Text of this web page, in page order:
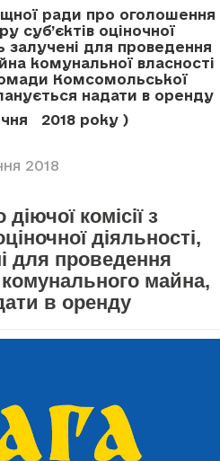
ради про оголошення
суб’єктів оціночної
залучені для проведення
комунальної власності
Комсомольської
надати в оренду
2018 року )
2018
комісії з
діяльності,
для проведення
комунального майна,
в оренду